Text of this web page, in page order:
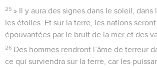
25 » Il y aura des signes dans le soleil, dans
les étoiles. Et sur la terre, les nations seront
épouvantées par le bruit de la mer et des
26 Des hommes rendront l’âme de terreur
ce qui surviendra sur la terre, car les